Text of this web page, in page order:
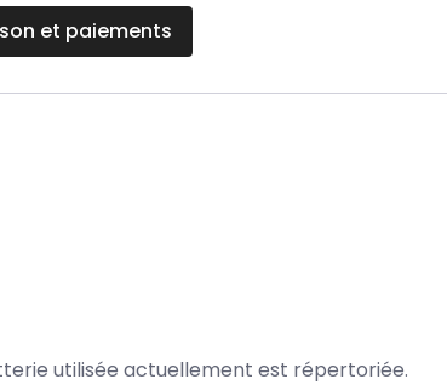
et paiements
utilisée actuellement est répertoriée.